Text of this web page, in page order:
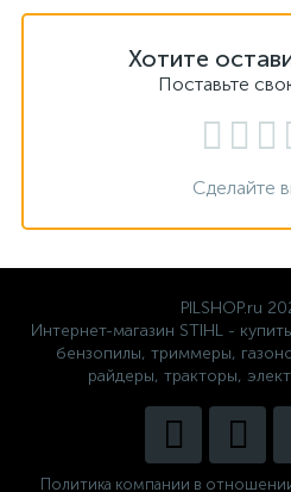
Хотите
Поставьте
Сделайте
PILSHOP.ru
Интернет-магазин STIHL -
бензопилы, триммеры,
райдеры, тракторы,
Политика компании в